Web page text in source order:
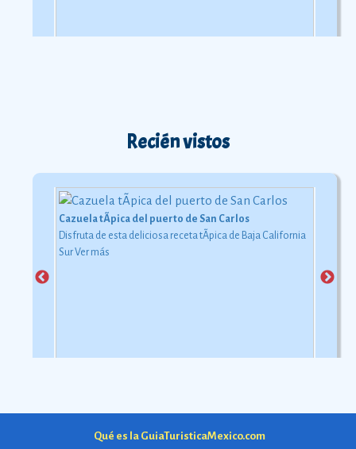
Recién vistos
Cazuela tÃ­pica del puerto de San Carlos
Disfruta de esta deliciosa receta tÃ­pica de Baja California
SurVer más
Qué es la GuiaTuristicaMexico.com